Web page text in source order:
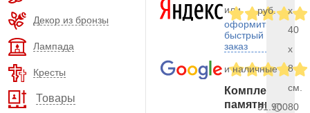
Декор из бронзы
Лампада
Кресты
Товары
или
оформить
быстрый
заказ
и наличные
Комплект
памятника
руб.
x
40
x
8
см.
51.90080